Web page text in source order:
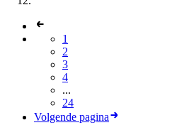
1
2
3
4
...
24
Volgende pagina